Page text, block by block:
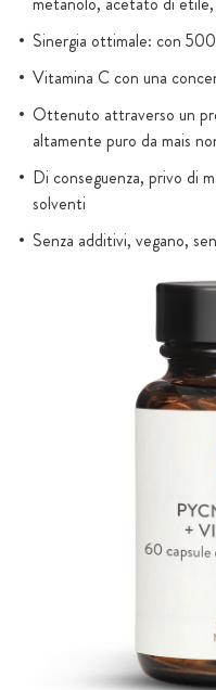
Sinergia ottimale: con
Vitamina C con una
Ottenuto attraverso un
altamente puro da mais
Di conseguenza, privo di
solventi
Senza additivi, vegano,